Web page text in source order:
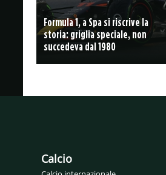
Formula 1, a Spa si riscrive la
storia: griglia speciale, non
succedeva dal 1980
Calcio